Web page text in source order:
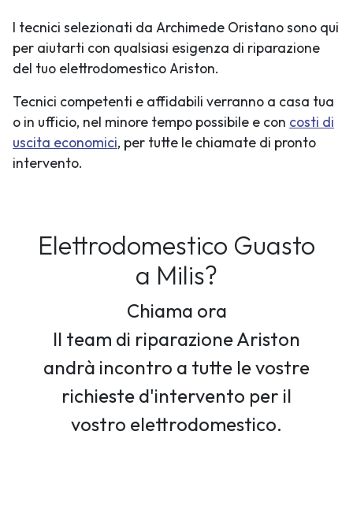
I tecnici selezionati da Archimede Oristano sono qui
per aiutarti con qualsiasi esigenza di riparazione
del tuo elettrodomestico Ariston.
Tecnici competenti e affidabili verranno a casa tua
o in ufficio, nel minore tempo possibile e con costi di
uscita economici, per tutte le chiamate di pronto
intervento.
Elettrodomestico Guasto
a Milis?
Chiama ora
Il team di riparazione Ariston
andrà incontro a tutte le vostre
richieste d'intervento per il
vostro elettrodomestico.